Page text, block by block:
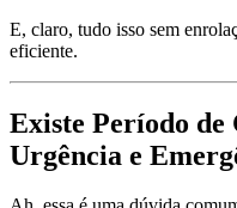
E, claro, tudo isso sem
eficiente.
Existe Período de
Urgência e